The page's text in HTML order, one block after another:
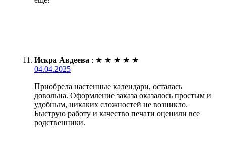
Искра Авдеева : ★ ★ ★ ★ ★
04.04.2025
Приобрела настенные календари, осталась
довольна. Оформление заказа оказалось простым и
удобным, никаких сложностей не возникло.
Быструю работу и качество печати оценили все
родственники.